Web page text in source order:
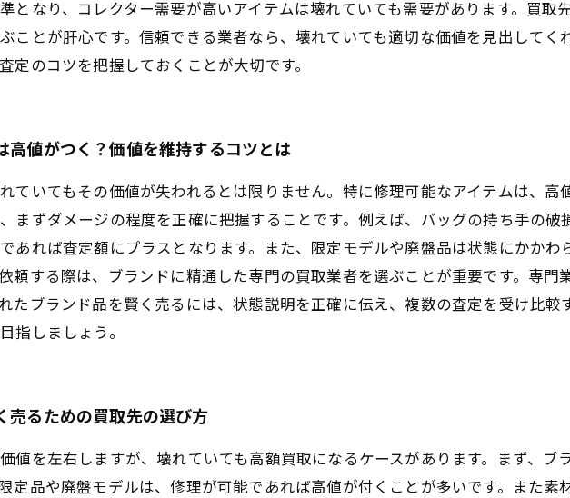
となり、コレクター需要が高いアイテムは壊れていても需要があります。買取
ことが肝心です。信頼できる業者なら、壊れていても適切な価値を見出してく
定のコツを把握しておくことが大切です。
高値がつく？価値を維持するコツとは
ていてもその価値が失われるとは限りません。特に修理可能なアイテムは、
まずダメージの程度を正確に把握することです。例えば、バッグの持ち手の
あれば査定額にプラスとなります。また、限定モデルや廃盤品は状態にかか
頼する際は、ブランドに精通した専門の買取業者を選ぶことが重要です。専
たブランド品を賢く売るには、状態説明を正確に伝え、複数の査定を受け比較
指しましょう。
売るための買取先の選び方
値を左右しますが、壊れていても高額買取になるケースがあります。まず、
定品や廃盤モデルは、修理が可能であれば高値が付くことが多いです。また